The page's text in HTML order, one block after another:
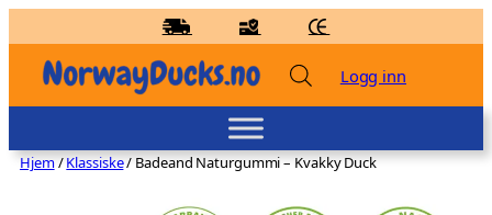
til
innhold
Logg inn
Hjem/Klassiske/ Badeand Naturgummi – Kvakky Duck